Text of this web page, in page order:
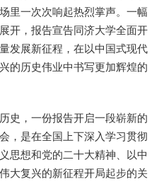
里一次次响起热烈掌声。一幅
开，报告宣告同济大学全面开
发展新征程，在以中国式现代
的历史伟业中书写更加辉煌的
史，一份报告开启一段崭新的
，是在全国上下深入学习贯彻
思想和党的二十大精神、以中
大复兴的新征程开局起步的关